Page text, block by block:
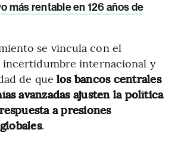
más rentable en 126 años de
se vincula con el
incertidumbre internacional y
de que los bancos centrales
avanzadas ajusten la política
a presiones
.